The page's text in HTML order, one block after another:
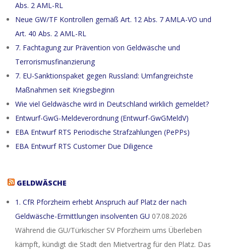
Abs. 2 AML-RL
Neue GW/TF Kontrollen gemäß Art. 12 Abs. 7 AMLA-VO und
Art. 40 Abs. 2 AML-RL
7. Fachtagung zur Prävention von Geldwäsche und
Terrorismusfinanzierung
7. EU-Sanktionspaket gegen Russland: Umfangreichste
Maßnahmen seit Kriegsbeginn
Wie viel Geldwäsche wird in Deutschland wirklich gemeldet?
Entwurf-GwG-Meldeverordnung (Entwurf-GwGMeldV)
EBA Entwurf RTS Periodische Strafzahlungen (PePPs)
EBA Entwurf RTS Customer Due Diligence
GELDWÄSCHE
1. CfR Pforzheim erhebt Anspruch auf Platz der nach
Geldwäsche-Ermittlungen insolventen GU 07.08.2026
Während die GU/Türkischer SV Pforzheim ums Überleben
kämpft, kündigt die Stadt den Mietvertrag für den Platz. Das